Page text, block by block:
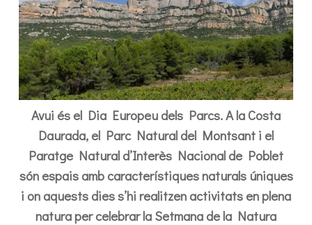
Avui és el Dia Europeu dels Parcs. A la Costa
Daurada, el Parc Natural del Montsant i el
Paratge Natural d’Interès Nacional de Poblet
són espais amb característiques naturals úniques
i on aquests dies s’hi realitzen activitats en plena
natura per celebrar la Setmana de la Natura